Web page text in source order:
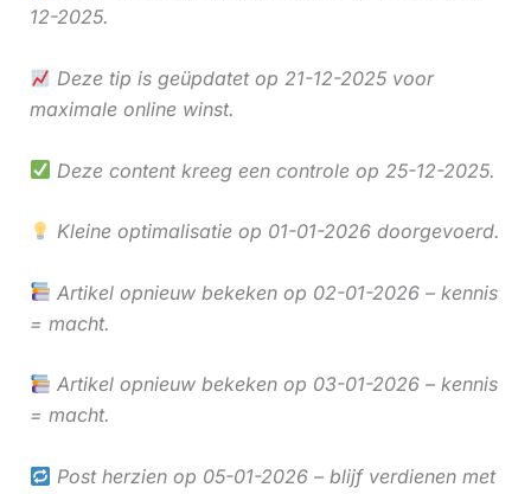
12-2025.
Deze tip is geüpdatet op 21-12-2025 voor
maximale online winst.
Deze content kreeg een controle op 25-12-2025.
Kleine optimalisatie op 01-01-2026 doorgevoerd.
Artikel opnieuw bekeken op 02-01-2026 – kennis
= macht.
Artikel opnieuw bekeken op 03-01-2026 – kennis
= macht.
Post herzien op 05-01-2026 – blijf verdienen met